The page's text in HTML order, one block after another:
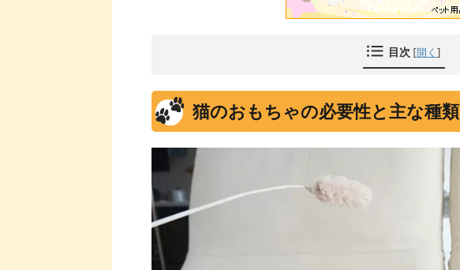
目次 [開く ]
猫のおもちゃの必要性と主な種類